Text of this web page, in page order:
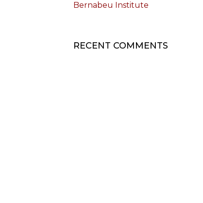
Bernabeu Institute
RECENT COMMENTS